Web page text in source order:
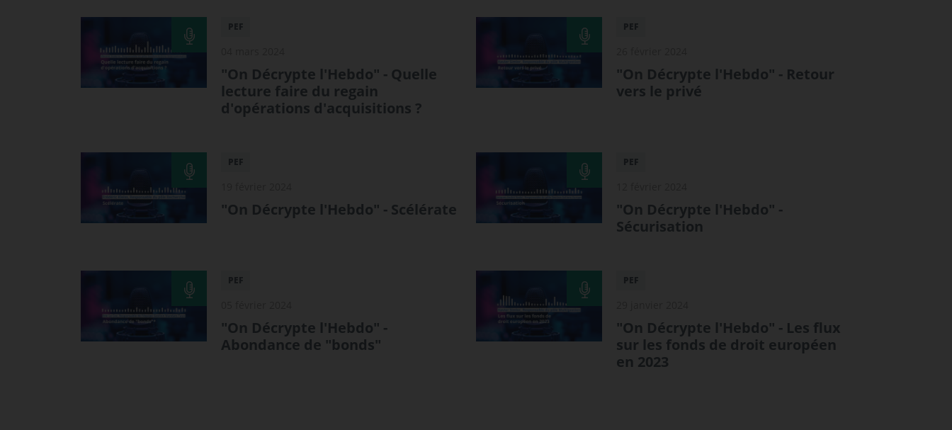
PEF
"On Décrypte l'Hebdo" - Quelle
lecture faire du regain
d'opérations d'acquisitions ?
PEF
"On Décrypte l'Hebdo" - Retour
vers le privé
PEF
"On Décrypte l'Hebdo" - Scélérate
PEF
"On Décrypte l'Hebdo" -
Sécurisation
PEF
"On Décrypte l'Hebdo" -
Abondance de "bonds"
PEF
"On Décrypte l'Hebdo" - Les flux
sur les fonds de droit européen
en 2023